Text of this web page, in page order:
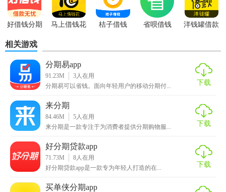
2、这里所有的货物都根据认真细致的挑选审核，大家可以放
心选购运用;
3、来分期借钱app让每一个顾客都能够拥有品质分期商城，
网上把握很多的资产优惠;
4、来分期借钱app让借款会更加轻松简单，假如您有规定，
你也就可以申请贷款。
好借钱分期 马上借钱花 桔子借钱 省呗借钱 洋钱罐借款
相关游戏
分期易app
91.23M 3人在用
分期易可以省钱。面向年轻用户的移动分期付...
下载
来分期
84.46M 5人在用
来分期是一款专注于为消费者提供分期购物服...
下载
好分期贷款app
71.73M 8人在用
好分期贷款app是一款专为年轻人打造的在...
下载
买单侠分期app